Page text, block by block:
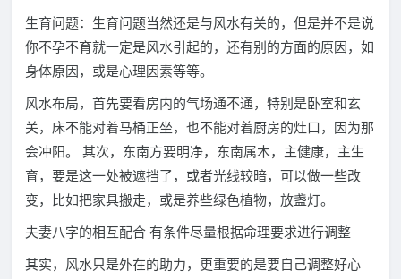
生育问题：生育问题当然还是与风水有关的，但是并不是说
你不孕不育就一定是风水引起的，还有别的方面的原因，如
身体原因，或是心理因素等等。
风水布局，首先要看房内的气场通不通，特别是卧室和玄
关，床不能对着马桶正坐，也不能对着厨房的灶口，因为那
会冲阳。 其次，东南方要明净，东南属木，主健康，主生
育，要是这一处被遮挡了，或者光线较暗，可以做一些改
变，比如把家具搬走，或是养些绿色植物，放盏灯。
夫妻八字的相互配合 有条件尽量根据命理要求进行调整
其实，风水只是外在的助力，更重要的是要自己调整好心